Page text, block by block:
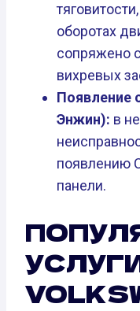
оборотах
сопряжено
вихревых
Появление
Энжин): в
появлению
панели.